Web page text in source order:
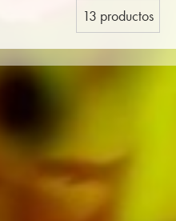
13 productos